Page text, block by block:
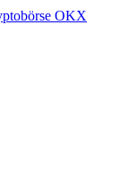
OKX